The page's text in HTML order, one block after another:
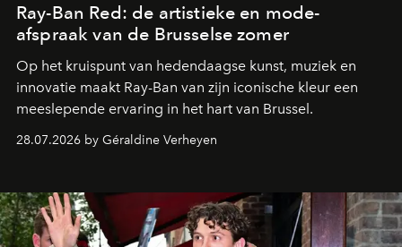
Ray-Ban Red: de artistieke en mode-
afspraak van de Brusselse zomer
Op het kruispunt van hedendaagse kunst, muziek en
innovatie maakt Ray-Ban van zijn iconische kleur een
meeslepende ervaring in het hart van Brussel.
28.07.2026 by Géraldine Verheyen